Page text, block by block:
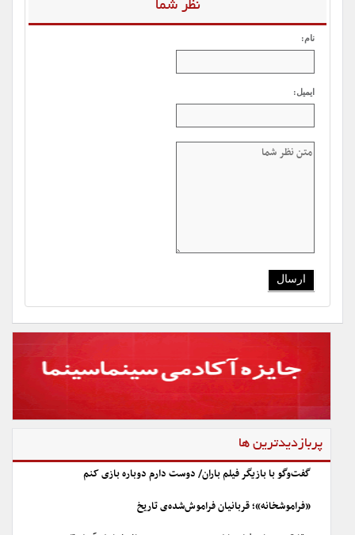
نظر شما
نام:
ایمیل:
پربازدیدترین ها
گفت‌وگو با بازیگر فیلم باران/ دوست دارم دوباره بازی کنم
«فراموشخانه»؛ قربانیان فراموش‌شده‌ی تاریخ